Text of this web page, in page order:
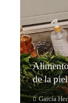
de la
García